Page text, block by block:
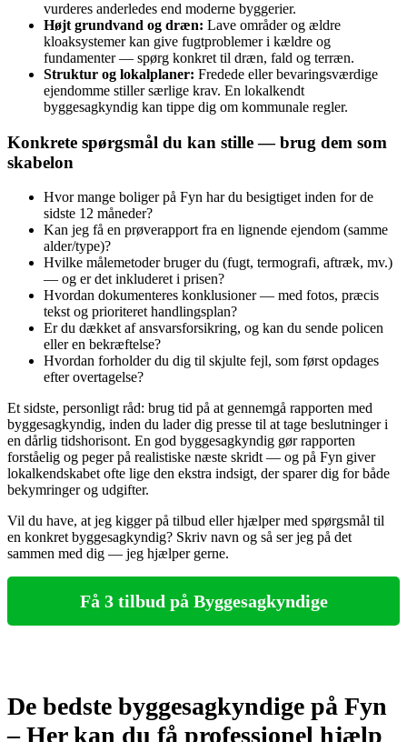
vurderes anderledes end moderne byggerier.
Højt grundvand og dræn: Lave områder og ældre
kloaksystemer kan give fugtproblemer i kældre og
fundamenter — spørg konkret til dræn, fald og terræn.
Struktur og lokalplaner: Fredede eller bevaringsværdige
ejendomme stiller særlige krav. En lokalkendt
byggesagkyndig kan tippe dig om kommunale regler.
Konkrete spørgsmål du kan stille — brug dem som
skabelon
Hvor mange boliger på Fyn har du besigtiget inden for de
sidste 12 måneder?
Kan jeg få en prøve­rapport fra en lignende ejendom (samme
alder/type)?
Hvilke målemetoder bruger du (fugt, termografi, aftræk, mv.)
— og er det inkluderet i prisen?
Hvordan dokumenteres konklusioner — med fotos, præcis
tekst og prioriteret handlingsplan?
Er du dækket af ansvarsforsikring, og kan du sende policen
eller en bekræftelse?
Hvordan forholder du dig til skjulte fejl, som først opdages
efter overtagelse?
Et sidste, personligt råd: brug tid på at gennemgå rapporten med
byggesagkyndig, inden du lader dig presse til at tage beslutninger i
en dårlig tidshorisont. En god byggesagkyndig gør rapporten
forståelig og peger på realistiske næste skridt — og på Fyn giver
lokalkendskabet ofte lige den ekstra indsigt, der sparer dig for både
bekymringer og udgifter.
Vil du have, at jeg kigger på tilbud eller hjælper med spørgsmål til
en konkret byggesagkyndig? Skriv navn og så ser jeg på det
sammen med dig — jeg hjælper gerne.
Få 3 tilbud på Byggesagkyndige
De bedste byggesagkyndige på Fyn
– Her kan du få professionel hjælp